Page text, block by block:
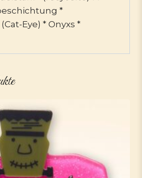
*
Eye) * Onyxs *